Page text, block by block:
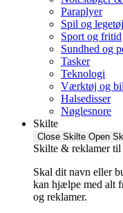
Paraplyer
Spil og legetøj
Sport og fritid
Sundhed og
Tasker
Teknologi
Værktøj og
Halsedisser
Nøglesnore
Skilte
Close Skilte Open
Skilte & reklamer
Skal dit navn eller
kan hjælpe med alt
og reklamer.